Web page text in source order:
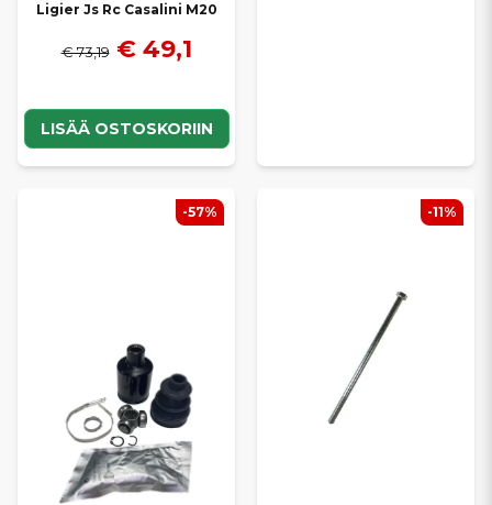
Ligier Js Rc Casalini M20
€ 73,19 € 49,1
LISÄÄ OSTOSKORIIN
-57% -11%